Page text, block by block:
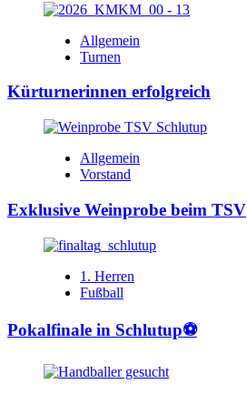
Allgemein
Turnen
Kürturnerinnen erfolgreich
Allgemein
Vorstand
Exklusive Weinprobe beim TSV
1. Herren
Fußball
Pokalfinale in Schlutup⚽️